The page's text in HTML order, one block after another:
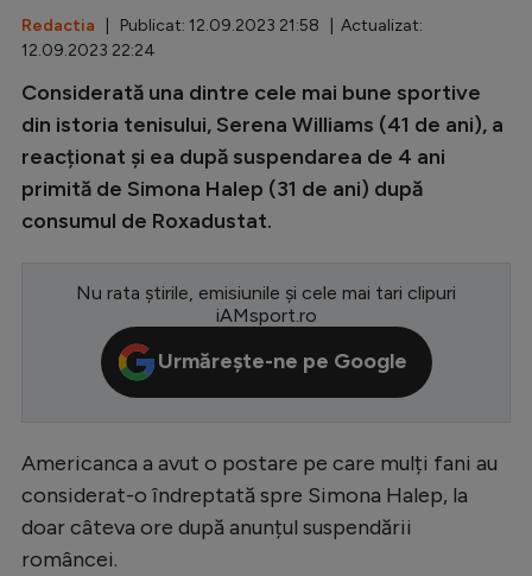
Clasamente
Champions League
Europa League
CM 2026
Premier League
LaLiga
Bundesliga
Ligue 1
Redactia | Publicat: 12.09.2023 21:58 | Actualizat:
12.09.2023 22:24
Considerată una dintre cele mai bune sportive
din istoria tenisului, Serena Williams (41 de ani), a
reacționat și ea după suspendarea de 4 ani
primită de Simona Halep (31 de ani) după
consumul de Roxadustat.
Nu rata știrile, emisiunile și cele mai tari clipuri
iAMsport.ro
Urmărește-ne pe Google
Americanca a avut o postare pe care mulți fani au
considerat-o îndreptată spre Simona Halep, la
doar câteva ore după anunțul suspendării
româncei.